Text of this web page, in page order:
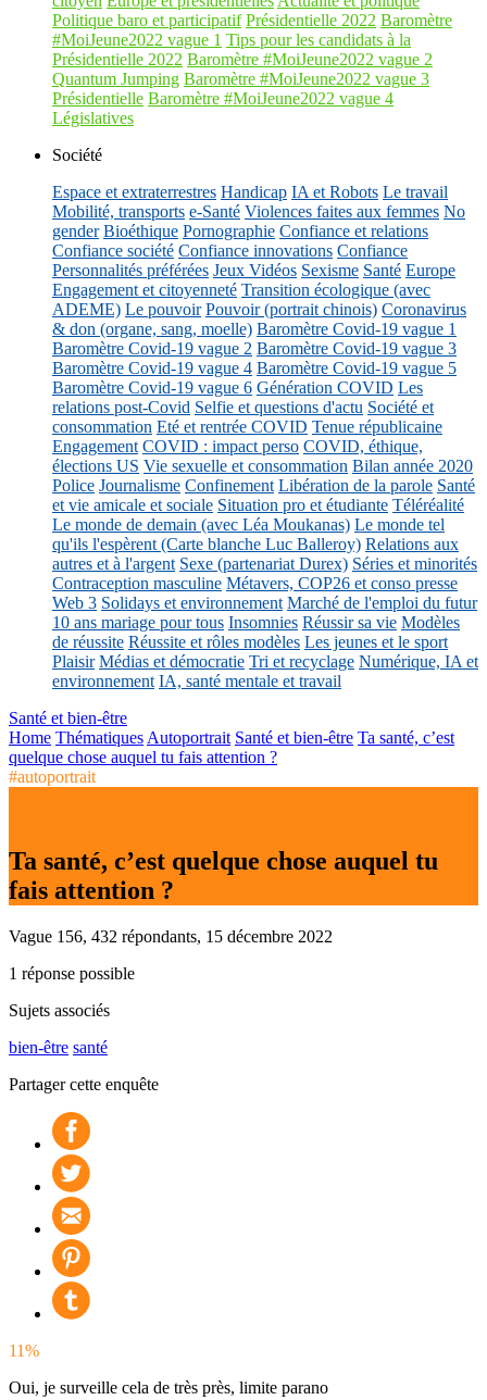
Politique baro et participatif Présidentielle 2022 Baromètre
#MoiJeune2022 vague 1 Tips pour les candidats à la
Présidentielle 2022 Baromètre #MoiJeune2022 vague 2
Quantum Jumping Baromètre #MoiJeune2022 vague 3
Présidentielle Baromètre #MoiJeune2022 vague 4
Législatives
Société
Espace et extraterrestres Handicap IA et Robots Le travail
Mobilité, transports e-Santé Violences faites aux femmes No
gender Bioéthique Pornographie Confiance et relations
Confiance société Confiance innovations Confiance
Personnalités préférées Jeux Vidéos Sexisme Santé Europe
Engagement et citoyenneté Transition écologique (avec
ADEME) Le pouvoir Pouvoir (portrait chinois) Coronavirus
& don (organe, sang, moelle) Baromètre Covid-19 vague 1
Baromètre Covid-19 vague 2 Baromètre Covid-19 vague 3
Baromètre Covid-19 vague 4 Baromètre Covid-19 vague 5
Baromètre Covid-19 vague 6 Génération COVID Les
relations post-Covid Selfie et questions d'actu Société et
consommation Eté et rentrée COVID Tenue républicaine
Engagement COVID : impact perso COVID, éthique,
élections US Vie sexuelle et consommation Bilan année 2020
Police Journalisme Confinement Libération de la parole Santé
et vie amicale et sociale Situation pro et étudiante Téléréalité
Le monde de demain (avec Léa Moukanas) Le monde tel
qu'ils l'espèrent (Carte blanche Luc Balleroy) Relations aux
autres et à l'argent Sexe (partenariat Durex) Séries et minorités
Contraception masculine Métavers, COP26 et conso presse
Web 3 Solidays et environnement Marché de l'emploi du futur
10 ans mariage pour tous Insomnies Réussir sa vie Modèles
de réussite Réussite et rôles modèles Les jeunes et le sport
Plaisir Médias et démocratie Tri et recyclage Numérique, IA et
environnement IA, santé mentale et travail
Santé et bien-être
Home Thématiques Autoportrait Santé et bien-être Ta santé, c’est
quelque chose auquel tu fais attention ?
#autoportrait
Ta santé, c’est quelque chose auquel tu
fais attention ?
Vague 156, 432 répondants, 15 décembre 2022
1 réponse possible
Sujets associés
bien-être santé
Partager cette enquête
11%
Oui, je surveille cela de très près, limite parano